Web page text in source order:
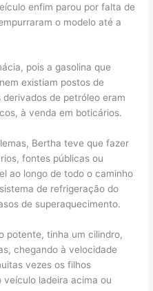
enfim parou por falta de
o modelo até a
pois a gasolina que
existiam postos de
de petróleo eram
à venda em boticários.
Bertha teve que fazer
fontes públicas ou
ao longo de todo o caminho
de refrigeração do
de superaquecimento.
potente, tinha um cilindro,
chegando à velocidade
vezes os filhos
ladeira acima ou